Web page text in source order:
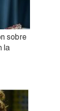
sobre
la